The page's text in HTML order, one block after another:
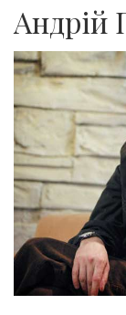
Андрій